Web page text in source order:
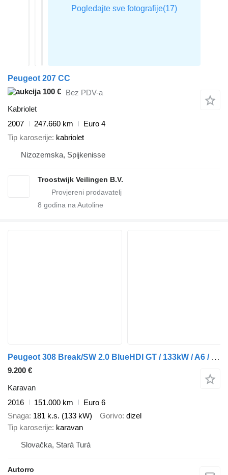
Peugeot 207 CC
100 € Bez PDV-a
Kabriolet
2007
247.660 km
Euro 4
Tip karoserije kabriolet
Nizozemska, Spijkenisse
Troostwijk Veilingen B.V.
8 godina na Autoline
Peugeot 308 Break/SW 2.0 BlueHDI GT / 133kW / A6 / ZÁRUKA / AJ NA SPLÁTK
9.200 €
Karavan
2016
151.000 km
Euro 6
Snaga 181 k.s. (133 kW) Gorivo dizel
Tip karoserije karavan
Slovačka, Stará Turá
Autorro